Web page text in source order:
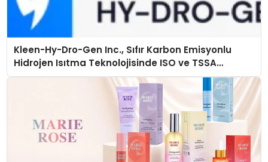
Kleen-Hy-Dro-Gen Inc., Sıfır Karbon Emisyonlu
Hidrojen Isıtma Teknolojisinde ISO ve TSSA
Düzenleyici Onaylarını Aldı